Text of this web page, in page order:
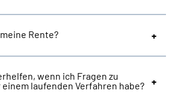
Mein Kundenportal
Rente?
wenn ich Fragen zu
laufenden Verfahren habe?